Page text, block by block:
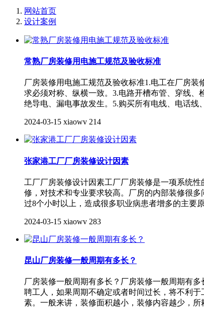
网站首页
设计案例
常熟厂房装修用电施工规范及验收标准
厂房装修用电施工规范及验收标准1.电工在厂房
求必须对称、纵横一致。3.电路开槽布管、穿线
绝导电、漏电事故发生。5.购买所有电线、电话线
2024-03-15 xiaowv 214
张家港工厂厂房装修设计因素
工厂厂房装修设计因素工厂厂房装修是一项系统
修，对技术和专业要求较高。厂房的内部装修很
过8个小时以上，造成很多职业病患者增多的主要
2024-03-15 xiaowv 283
昆山厂房装修一般周期有多长？
厂房装修一般周期有多长？厂房装修一般周期有
聘工人，如果周期不确定或者时间过长，将不利
素。一般来讲，装修面积越小，装修内容越少，